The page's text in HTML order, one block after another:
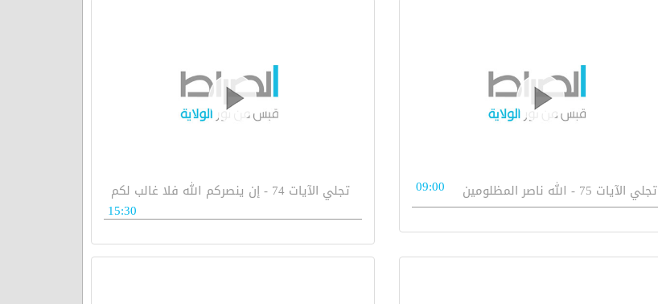
تجلي الآيات 75 - الله ناصر المظلومين 09:00
تجلي الآيات 74 - إن ينصركم الله فلا غالب لكم
15:30